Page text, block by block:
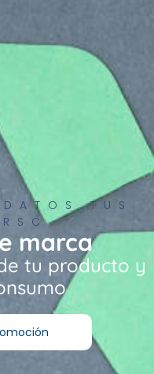
TUS
marca
tu producto y